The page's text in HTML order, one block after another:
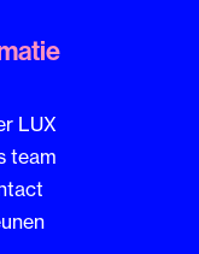
LUX
team